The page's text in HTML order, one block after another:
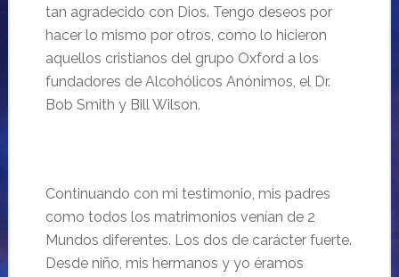
tan agradecido con Dios. Tengo deseos por
hacer lo mismo por otros, como lo hicieron
aquellos cristianos del grupo Oxford a los
fundadores de Alcohólicos Anónimos, el Dr.
Bob Smith y Bill Wilson.
Continuando con mi testimonio, mis padres
como todos los matrimonios venían de 2
Mundos diferentes. Los dos de carácter fuerte.
Desde niño, mis hermanos y yo éramos